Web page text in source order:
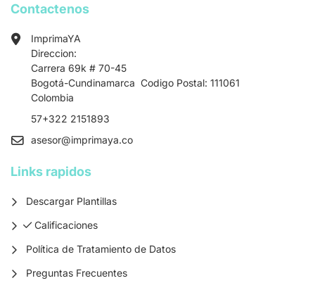
Contactenos
ImprimaYA
Direccion:
Carrera 69k # 70-45
Bogotá-Cundinamarca Codigo Postal: 111061
Colombia
57+322 2151893
asesor@imprimaya.co
Links rapidos
Descargar Plantillas
Calificaciones
Calificaciones
Política de Tratamiento de Datos
Preguntas Frecuentes